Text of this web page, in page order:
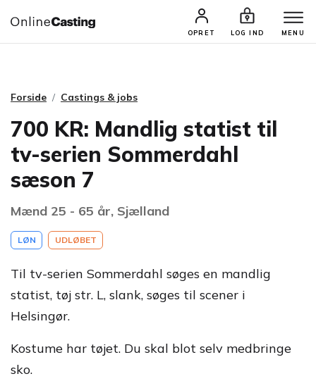
OPRET LOG IND MENU
CASTINGS & JOBS SØG PROFIL
Forside Castings & jobs
700 KR: Mandlig statist til
tv-serien Sommerdahl
sæson 7
Mænd 25 - 65 år, Sjælland
LØN UDLØBET
Til tv-serien Sommerdahl søges en mandlig
statist, tøj str. L, slank, søges til scener i
Helsingør.
Kostume har tøjet. Du skal blot selv medbringe
sko.